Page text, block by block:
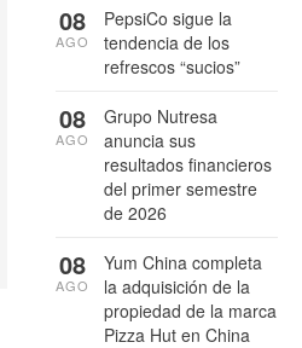
PepsiCo sigue la
tendencia de los
refrescos “sucios”
08
AGO
Grupo Nutresa
anuncia sus
resultados financieros
del primer semestre
de 2026
08
AGO
Yum China completa
la adquisición de la
propiedad de la marca
Pizza Hut en China
08
AGO